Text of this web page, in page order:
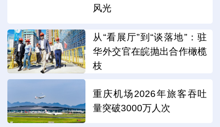
风光
从“看展厅”到“谈落地”：驻
华外交官在皖抛出合作橄榄
枝
重庆机场2026年旅客吞吐
量突破3000万人次